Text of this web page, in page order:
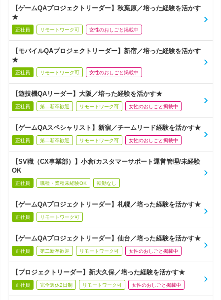
【ゲームQAプロジェクトリーダー】秋葉原／培った経験を活かす
★
正社員 リモートワーク可 女性のおしごと掲載中
【モバイルQAプロジェクトリーダー】新宿／培った経験を活かす
★
正社員 リモートワーク可 女性のおしごと掲載中
【遊技機QAリーダー】大阪／培った経験を活かす★
正社員 第二新卒歓迎 リモートワーク可 女性のおしごと掲載中
【ゲームQAスペシャリスト】新宿／チームリード経験を活かす★
正社員 第二新卒歓迎 リモートワーク可 女性のおしごと掲載中
【SV職（CX事業部）】小倉/カスタマーサポート運営管理/未経験
OK
正社員 職種・業種未経験OK 転勤なし
【ゲームQAプロジェクトリーダー】札幌／培った経験を活かす★
正社員 リモートワーク可
【ゲームQAプロジェクトリーダー】仙台／培った経験を活かす★
正社員 第二新卒歓迎 リモートワーク可 女性のおしごと掲載中
【プロジェクトリーダー】新大久保／培った経験を活かす★
正社員 完全週休2日制 リモートワーク可 女性のおしごと掲載中